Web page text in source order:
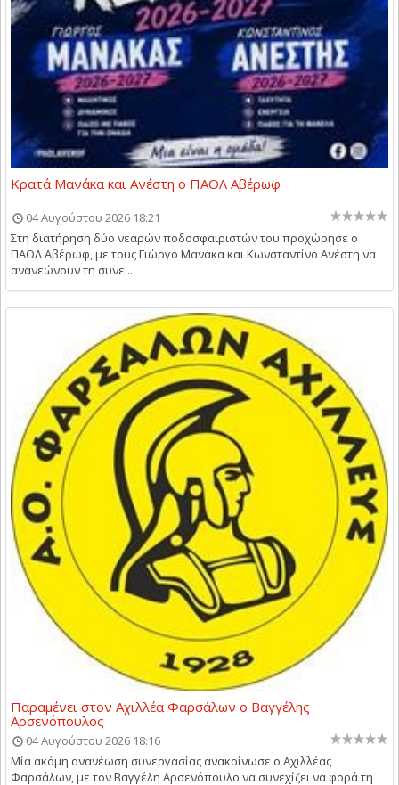
Κρατά Μανάκα και Ανέστη ο ΠΑΟΛ Αβέρωφ
04 Αυγούστου 2026 18:21
Στη διατήρηση δύο νεαρών ποδοσφαιριστών του προχώρησε ο
ΠΑΟΛ Αβέρωφ, με τους Γιώργο Μανάκα και Κωνσταντίνο Ανέστη να
ανανεώνουν τη συνε...
Παραμένει στον Αχιλλέα Φαρσάλων ο Βαγγέλης
Αρσενόπουλος
04 Αυγούστου 2026 18:16
Μία ακόμη ανανέωση συνεργασίας ανακοίνωσε ο Αχιλλέας
Φαρσάλων, με τον Βαγγέλη Αρσενόπουλο να συνεχίζει να φορά τη